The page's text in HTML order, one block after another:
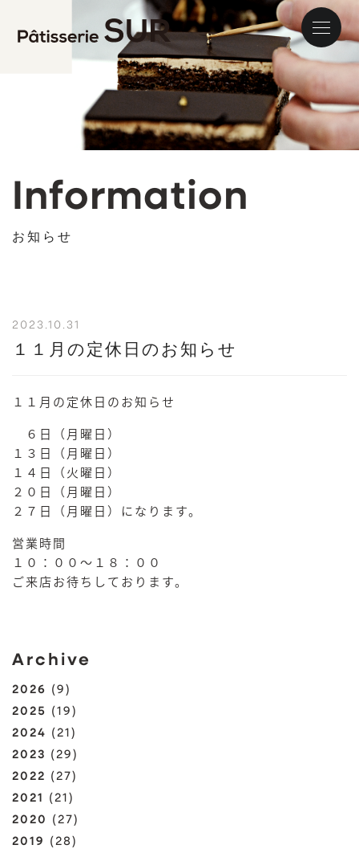
パティス
Information
お知らせ
2023.10.31
１１月の定休日のお知らせ
１１月の定休日のお知らせ
６日（月曜日）
１３日（月曜日）
１４日（火曜日）
２０日（月曜日）
２７日（月曜日）になります。
営業時間
１０：００～１８：００
ご来店お待ちしております。
Archive
2026 (9)
2025 (19)
2024 (21)
2023 (29)
2022 (27)
2021 (21)
2020 (27)
2019 (28)